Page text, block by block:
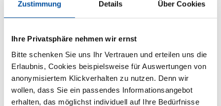
Zustimmung Details Über Cookies
Ihre Privatsphäre nehmen wir ernst
Bitte schenken Sie uns Ihr Vertrauen und erteilen uns die
Erlaubnis, Cookies beispielsweise für Auswertungen von
anonymisiertem Klickverhalten zu nutzen. Denn wir
wollen, dass Sie ein passendes Informationsangebot
erhalten, das möglichst individuell auf Ihre Bedürfnisse
Grundrissbeschreibung
Doppel-/franz. Bett, Doppelbett längs
ab 4 Schlafplätze